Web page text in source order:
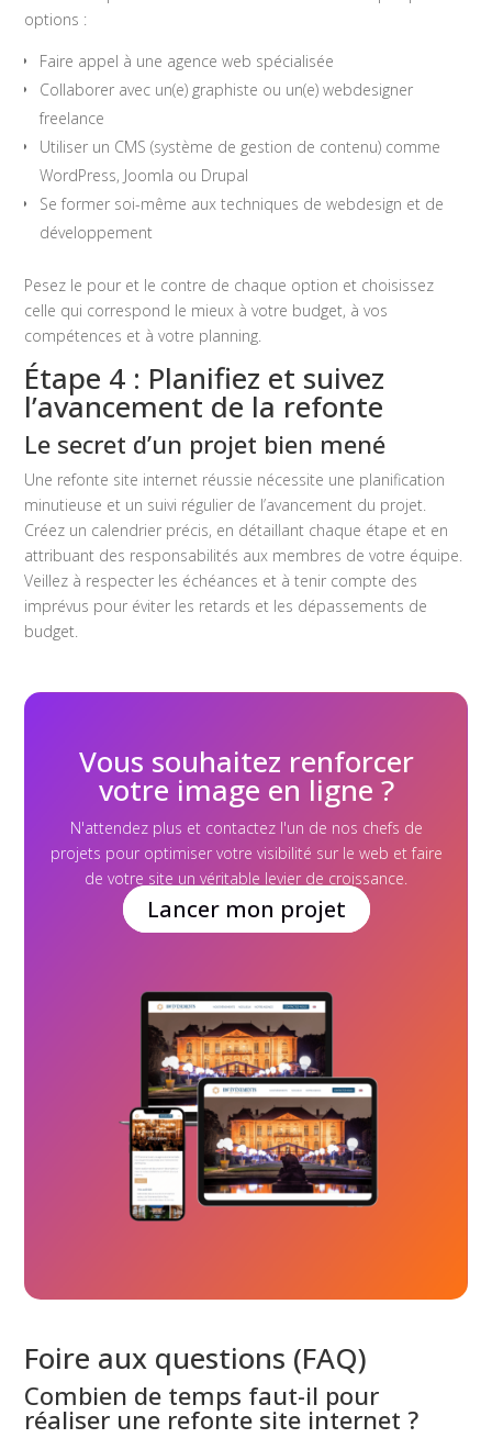
options :
Faire appel à une agence web spécialisée
Collaborer avec un(e) graphiste ou un(e) webdesigner
freelance
Utiliser un CMS (système de gestion de contenu) comme
WordPress, Joomla ou Drupal
Se former soi-même aux techniques de webdesign et de
développement
Pesez le pour et le contre de chaque option et choisissez
celle qui correspond le mieux à votre budget, à vos
compétences et à votre planning.
Étape 4 : Planifiez et suivez
l’avancement de la refonte
Le secret d’un projet bien mené
Une refonte site internet réussie nécessite une planification
minutieuse et un suivi régulier de l’avancement du projet.
Créez un calendrier précis, en détaillant chaque étape et en
attribuant des responsabilités aux membres de votre équipe.
Veillez à respecter les échéances et à tenir compte des
imprévus pour éviter les retards et les dépassements de
budget.
Vous souhaitez renforcer
votre image en ligne ?
N'attendez plus et contactez l'un de nos chefs de
projets pour optimiser votre visibilité sur le web et faire
de votre site un véritable levier de croissance.
Lancer mon projet
Foire aux questions (FAQ)
Combien de temps faut-il pour
réaliser une refonte site internet ?